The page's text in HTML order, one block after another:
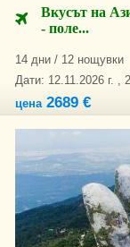
Вкусът на
- поле...
14 дни / 12 нощувки
Дати: 12.11.2026 г. ,
цена2689 €